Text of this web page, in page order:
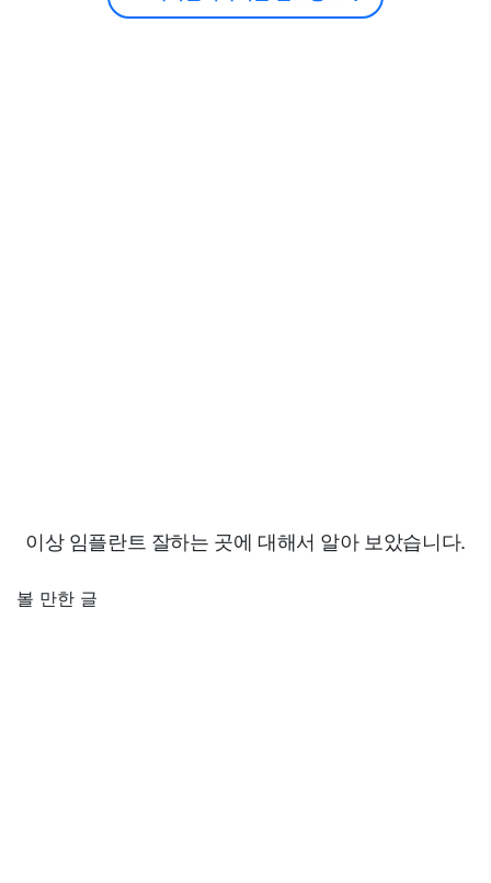
이상 임플란트 잘하는 곳에 대해서 알아 보았습니다.
볼 만한 글